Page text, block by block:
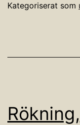
Kategoriserat som